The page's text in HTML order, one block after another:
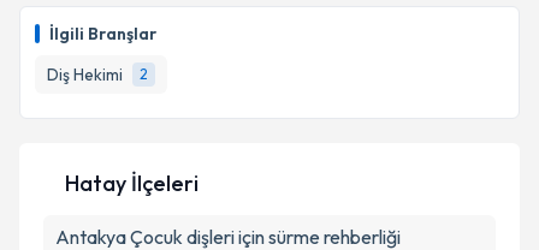
İlgili Branşlar
Diş Hekimi
2
E-posta Adresiniz
Kişisel verilerimin işlenmesine ilişkin
Metni'ni okudum ve kişisel verilerimin belirtilen
Hatay İlçeleri
AntakyaÇocuk dişleri için sürme rehberliği